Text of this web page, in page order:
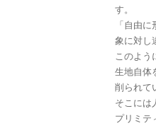
す。
「自由
象に対し
このよう
生地自体
削られて
そこには
プリミテ